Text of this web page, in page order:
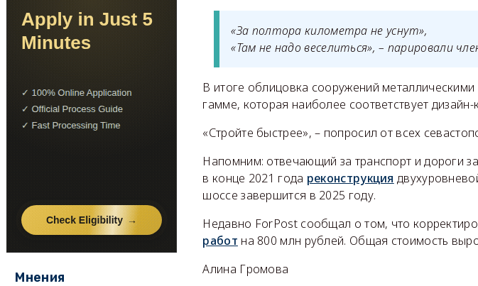
«За полтора километра не уснут»,
«Там не надо веселиться», – парировали
В итоге облицовка сооружений
гамме, которая наиболее соответствует
«Стройте быстрее», – попросил от всех
Напомним: отвечающий за транспорт и дороги
в конце 2021 года реконструкция
шоссе завершится в 2025 году.
Недавно ForPost сообщал о том, что
работ на 800 млн рублей. Общая стоимость
Алина Громова
Мнения